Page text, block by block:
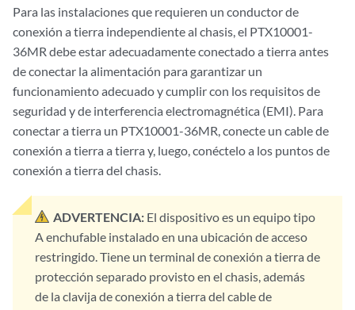
Para las instalaciones que requieren un conductor de
conexión a tierra independiente al chasis, el PTX10001-
36MR debe estar adecuadamente conectado a tierra antes
de conectar la alimentación para garantizar un
funcionamiento adecuado y cumplir con los requisitos de
seguridad y de interferencia electromagnética (EMI). Para
conectar a tierra un PTX10001-36MR, conecte un cable de
conexión a tierra a tierra y, luego, conéctelo a los puntos de
conexión a tierra del chasis.
ADVERTENCIA: El dispositivo es un equipo tipo
A enchufable instalado en una ubicación de acceso
restringido. Tiene un terminal de conexión a tierra de
protección separado provisto en el chasis, además
de la clavija de conexión a tierra del cable de